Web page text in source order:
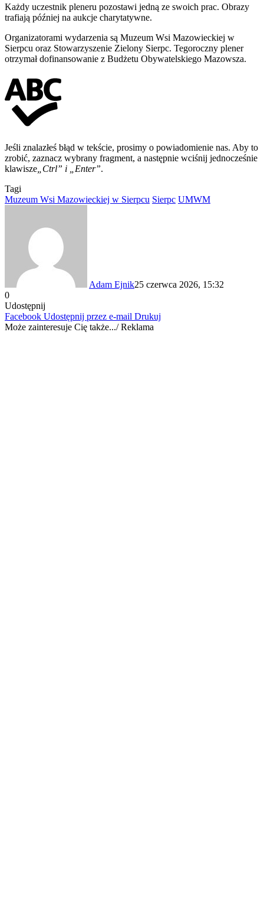
Każdy uczestnik pleneru pozostawi jedną ze swoich prac. Obrazy
trafiają później na aukcje charytatywne.
Organizatorami wydarzenia są Muzeum Wsi Mazowieckiej w
Sierpcu oraz Stowarzyszenie Zielony Sierpc. Tegoroczny plener
otrzymał dofinansowanie z Budżetu Obywatelskiego Mazowsza.
Jeśli znalazłeś błąd w tekście, prosimy o powiadomienie nas. Aby to
zrobić, zaznacz wybrany fragment, a następnie wciśnij jednocześnie
klawisze „Ctrl” i „Enter”.
Tagi
Muzeum Wsi Mazowieckiej w Sierpcu Sierpc UMWM
Adam Ejnik25 czerwca 2026, 15:32
0
Udostępnij
Facebook Udostępnij przez e-mail Drukuj
Może zainteresuje Cię także.../ Reklama